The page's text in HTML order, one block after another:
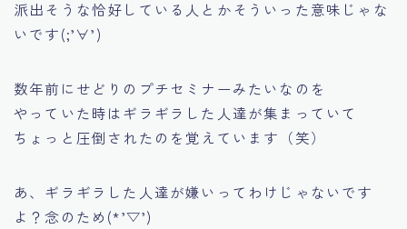
派出そうな恰好している人とかそういった意味じゃな
いです(;’∀’)
数年前にせどりのプチセミナーみたいなのを
やっていた時はギラギラした人達が集まっていて
ちょっと圧倒されたのを覚えています（笑）
あ、ギラギラした人達が嫌いってわけじゃないです
よ？念のため(*’▽’)